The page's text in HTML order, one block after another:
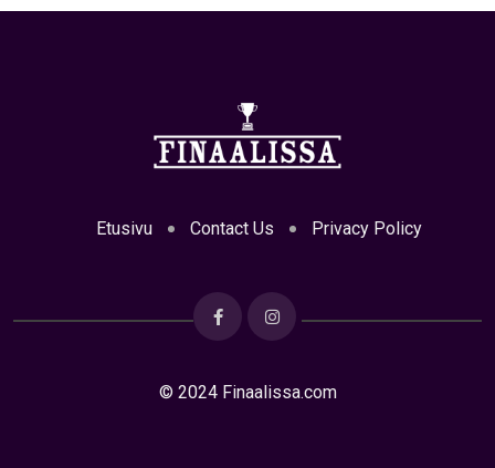
Etusivu Contact Us Privacy Policy
© 2024 Finaalissa.com